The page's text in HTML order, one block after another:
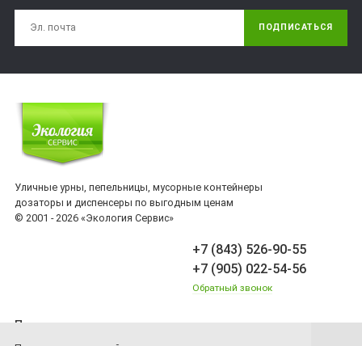
ПОДПИСАТЬСЯ
Уличные урны, пепельницы, мусорные контейнеры
дозаторы и диспенсеры по выгодным ценам
© 2001 - 2026 «Экология Сервис»
+7 (843) 526-90-55
+7 (905) 022-54-56
Обратный звонок
Принимаем платежи